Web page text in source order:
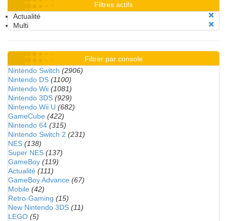
Filtres actifs
Actualité
Multi
Filtrer par console
Nintendo Switch (2906)
Nintendo DS (1100)
Nintendo Wii (1081)
Nintendo 3DS (929)
Nintendo Wii U (682)
GameCube (422)
Nintendo 64 (315)
Nintendo Switch 2 (231)
NES (138)
Super NES (137)
GameBoy (119)
Actualité (111)
GameBoy Advance (67)
Mobile (42)
Retro-Gaming (15)
New Nintendo 3DS (11)
LEGO (5)